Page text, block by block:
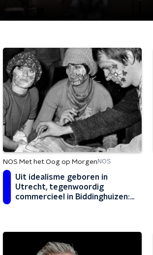
NOS Met het Oog op Morgen NOS
Uit idealisme geboren in
Utrecht, tegenwoordig
commercieel in Biddinghuizen: